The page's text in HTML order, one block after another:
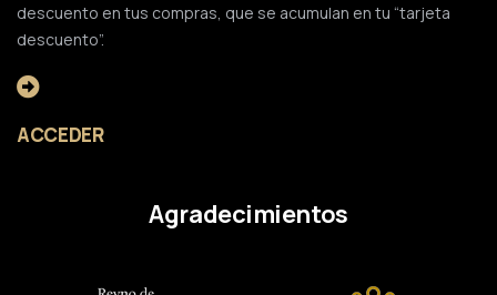
descuento en tus compras, que se acumulan en tu “tarjeta
descuento”.
ACCEDER
Agradecimientos